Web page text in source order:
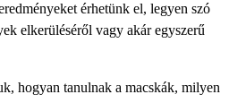
érhetünk el, legyen szó
elkerüléséről vagy akár egyszerű
hogyan tanulnak a macskák, milyen